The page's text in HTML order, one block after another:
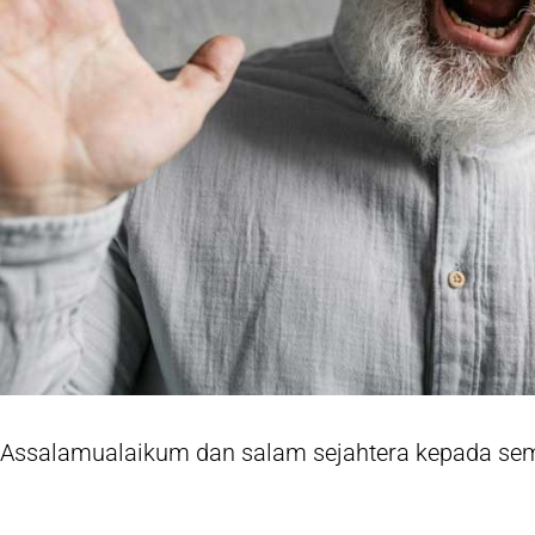
Assalamualaikum dan salam sejahtera kepada